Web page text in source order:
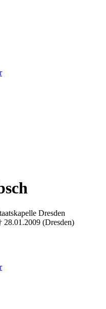
Dresden
(Dresden)